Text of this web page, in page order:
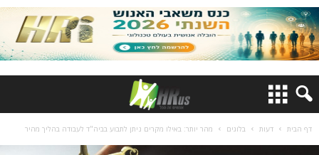
דף הבית דעות בלוגים מהר יותר: באילו מקרים ניתן לתבוע בביה"ד לעבודה בהליך מהיר